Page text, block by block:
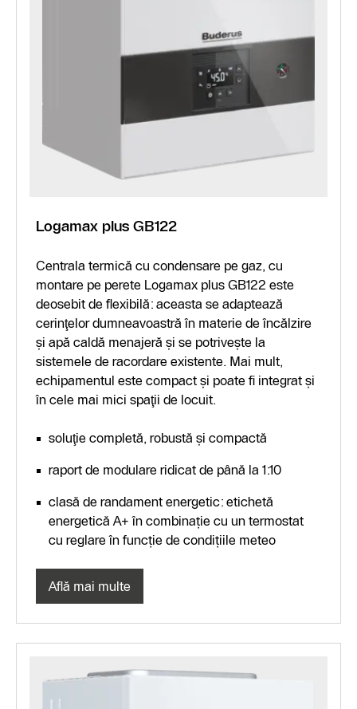
Logamax plus GB122
Centrala termică cu condensare pe gaz, cu
montare pe perete Logamax plus GB122 este
deosebit de flexibilă: aceasta se adaptează
cerinţelor dumneavoastră în materie de încălzire
şi apă caldă menajeră şi se potriveşte la
sistemele de racordare existente. Mai mult,
echipamentul este compact şi poate fi integrat şi
în cele mai mici spaţii de locuit.
soluţie completă, robustă şi compactă
raport de modulare ridicat de până la 1:10
clasă de randament energetic: etichetă
energetică A+ în combinație cu un termostat
cu reglare în funcție de condițiile meteo
Află mai multe